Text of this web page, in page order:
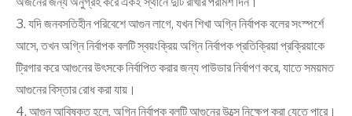
3. যদি জনবসতিহীন পরিবেশে আগুন লাগে, যখন শিখা অগ্নি নির্বাপক বলের সংস্পর্শে
আসে, তখন অগ্নি নির্বাপক বলটি স্বয়ংক্রিয় অগ্নি নির্বাপক প্রতিক্রিয়া প্রক্রিয়াকে
ট্রিগার করে আগুনের উৎসকে নির্বাপিত করার জন্য পাউডার নির্বাপণ করে, যাতে সময়মত
আগুনের বিস্তার রোধ করা যায়।
4. আগুন আবিষ্কৃত হলে, অগ্নি নির্বাপক বলটি আগুনের উত্সে নিক্ষেপ করা যেতে পারে।